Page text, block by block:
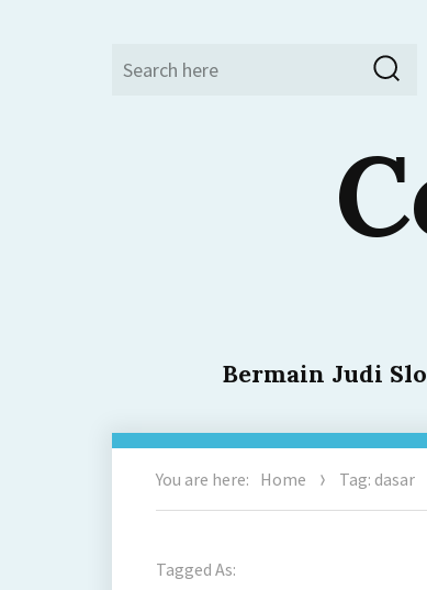
Search
Bermain Judi
You are here: Home Tag: dasar
Tagged As: